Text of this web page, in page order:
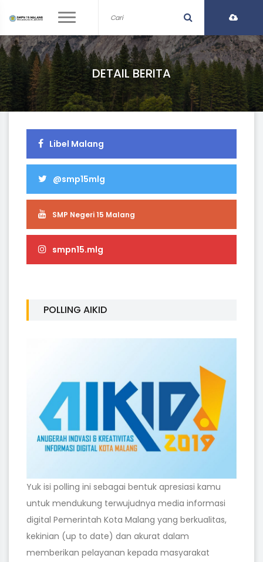
DETAIL BERITA
Libel Malang
@smp15mlg
SMP Negeri 15 Malang
smpn15.mlg
POLLING AIKID
Yuk isi polling ini sebagai bentuk apresiasi kamu
untuk mendukung terwujudnya media informasi
digital Pemerintah Kota Malang yang berkualitas,
kekinian (up to date) dan akurat dalam
memberikan pelayanan kepada masyarakat